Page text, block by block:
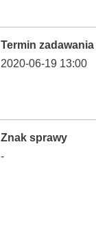
Termin
2020-06-19 13:00
Znak sprawy
-